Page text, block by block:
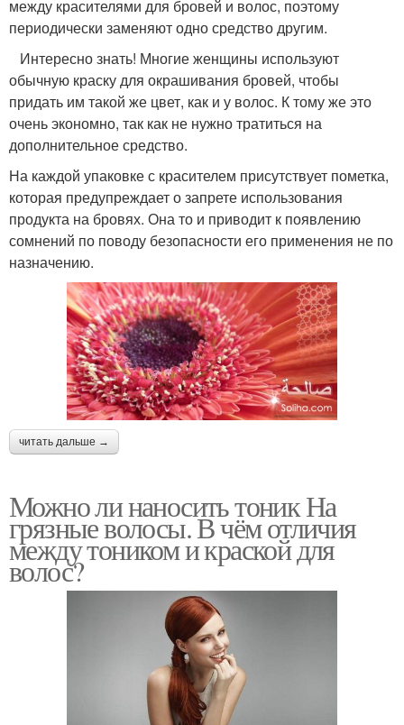
между красителями для бровей и волос, поэтому
периодически заменяют одно средство другим.
Интересно знать! Многие женщины используют
обычную краску для окрашивания бровей, чтобы
придать им такой же цвет, как и у волос. К тому же это
очень экономно, так как не нужно тратиться на
дополнительное средство.
На каждой упаковке с красителем присутствует пометка,
которая предупреждает о запрете использования
продукта на бровях. Она то и приводит к появлению
сомнений по поводу безопасности его применения не по
назначению.
читать дальше →
Можно ли наносить тоник На
грязные волосы. В чём отличия
между тоником и краской для
волос?